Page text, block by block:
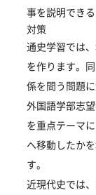
事を説明できる
対策
通史学習では
を作ります。
係を問う問題
外国語学部志
を重点テーマ
へ移動したか
す。
近現代史では